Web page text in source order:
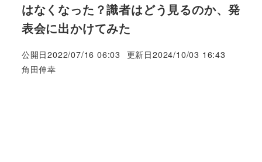
はなくなった？識者はどう見るのか、発
表会に出かけてみた
公開日2022/07/16 06:03 更新日2024/10/03 16:43
著
角田伸幸